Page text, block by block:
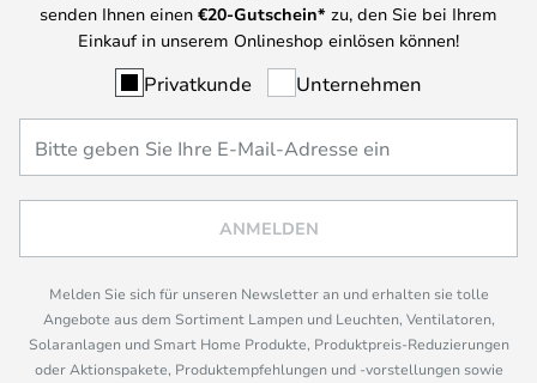
senden Ihnen einen €20-Gutschein* zu, den Sie bei Ihrem
Einkauf in unserem Onlineshop einlösen können!
Privatkunde Unternehmen
ANMELDEN
Melden Sie sich für unseren Newsletter an und erhalten sie tolle
Angebote aus dem Sortiment Lampen und Leuchten, Ventilatoren,
Solaranlagen und Smart Home Produkte, Produktpreis-Reduzierungen
oder Aktionspakete, Produktempfehlungen und -vorstellungen sowie